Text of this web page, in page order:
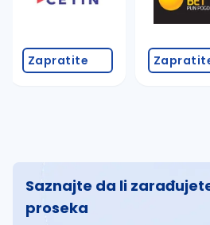
Zapratite
Saznajte da li
proseka